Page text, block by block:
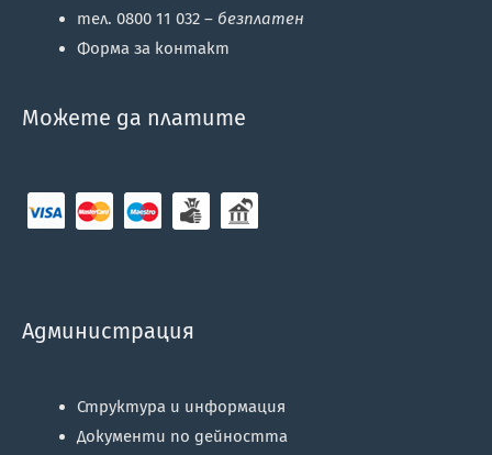
тел. 0800 11 032 – безплатен
Форма за контакт
Можете да платите
Администрация
Структура и информация
Документи по дейността